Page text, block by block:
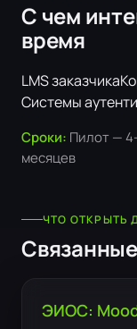
С чем
время
LMS заказчика
Системы
Сроки: Пилот —
месяцев
ЧТО ОТКРЫТЬ
ЭИОС: